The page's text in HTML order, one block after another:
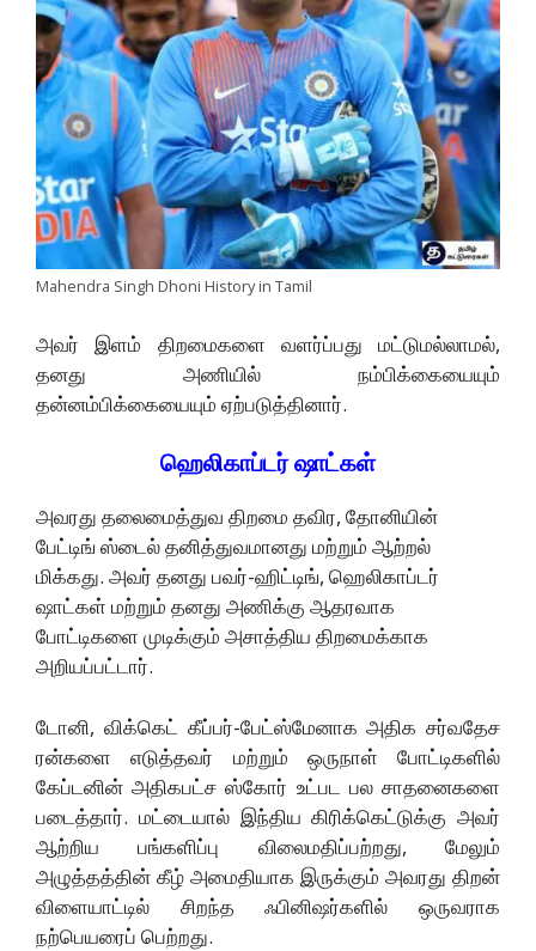
Mahendra Singh Dhoni History in Tamil
அவர் இளம் திறமைகளை வளர்ப்பது மட்டுமல்லாமல்,
தனது அணியில் நம்பிக்கையையும்
தன்னம்பிக்கையையும் ஏற்படுத்தினார்.
ஹெலிகாப்டர் ஷாட்கள்
அவரது தலைமைத்துவ திறமை தவிர, தோனியின்
பேட்டிங் ஸ்டைல் தனித்துவமானது மற்றும் ஆற்றல்
மிக்கது. அவர் தனது பவர்-ஹிட்டிங், ஹெலிகாப்டர்
ஷாட்கள் மற்றும் தனது அணிக்கு ஆதரவாக
போட்டிகளை முடிக்கும் அசாத்திய திறமைக்காக
அறியப்பட்டார்.
டோனி, விக்கெட் கீப்பர்-பேட்ஸ்மேனாக அதிக சர்வதேச
ரன்களை எடுத்தவர் மற்றும் ஒருநாள் போட்டிகளில்
கேப்டனின் அதிகபட்ச ஸ்கோர் உட்பட பல சாதனைகளை
படைத்தார். மட்டையால் இந்திய கிரிக்கெட்டுக்கு அவர்
ஆற்றிய பங்களிப்பு விலைமதிப்பற்றது, மேலும்
அழுத்தத்தின் கீழ் அமைதியாக இருக்கும் அவரது திறன்
விளையாட்டில் சிறந்த ஃபினிஷர்களில் ஒருவராக
நற்பெயரைப் பெற்றது.